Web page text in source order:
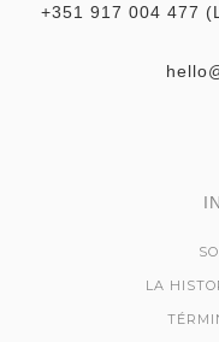
+351 917 004 477
LA